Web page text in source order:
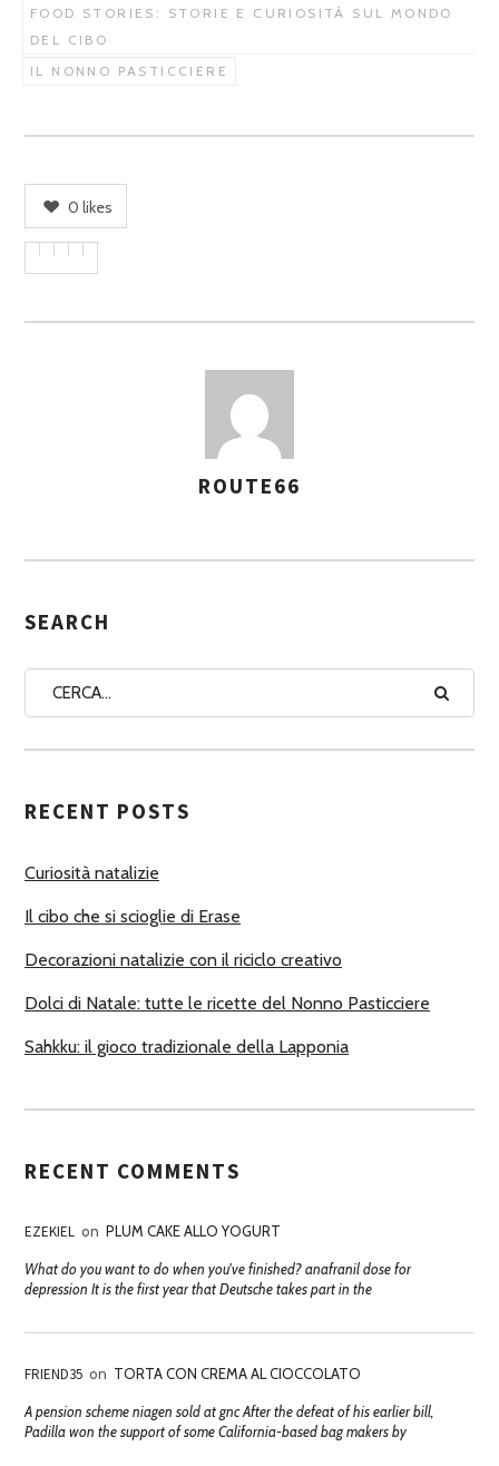
FOOD STORIES: STORIE E CURIOSITÀ SUL MONDO
DEL CIBO
IL NONNO PASTICCIERE
0 likes
S
G
A
U
O
I
ROUTE66
SEARCH
RECENT POSTS
Curiosità natalizie
Il cibo che si scioglie di Erase
Decorazioni natalizie con il riciclo creativo
Dolci di Natale: tutte le ricette del Nonno Pasticciere
Sahkku: il gioco tradizionale della Lapponia
RECENT COMMENTS
EZEKIEL on PLUM CAKE ALLO YOGURT
What do you want to do when you've finished? anafranil dose for
depression It is the first year that Deutsche takes part in the
FRIEND35 on TORTA CON CREMA AL CIOCCOLATO
A pension scheme niagen sold at gnc After the defeat of his earlier bill,
Padilla won the support of some California-based bag makers by